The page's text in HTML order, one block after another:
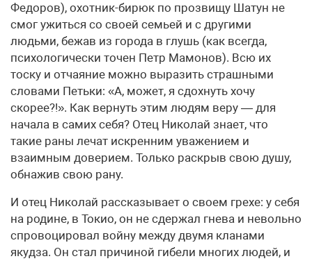
Федоров), охотник-бирюк по прозвищу Шатун не
смог ужиться со своей семьей и с другими
людьми, бежав из города в глушь (как всегда,
психологически точен Петр Мамонов). Всю их
тоску и отчаяние можно выразить страшными
словами Петьки: «А, может, я сдохнуть хочу
скорее?!». Как вернуть этим людям веру — для
начала в самих себя? Отец Николай знает, что
такие раны лечат искренним уважением и
взаимным доверием. Только раскрыв свою душу,
обнажив свою рану.
И отец Николай рассказывает о своем грехе: у себя
на родине, в Токио, он не сдержал гнева и невольно
спровоцировал войну между двумя кланами
якудза. Он стал причиной гибели многих людей, и